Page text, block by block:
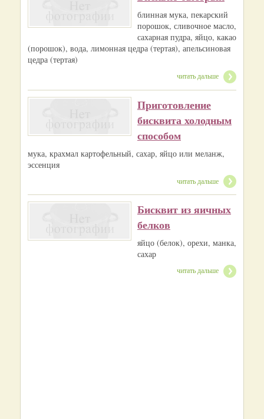
блинная мука, пекарский
порошок, сливочное масло,
сахарная пудра, яйцо, какао
(порошок), вода, лимонная цедра (тертая), апельсиновая
цедра (тертая)
читать дальше
Приготовление
бисквита холодным
способом
мука, крахмал картофельный, сахар, яйцо или меланж,
эссенция
читать дальше
Бисквит из яичных
белков
яйцо (белок), орехи, манка,
сахар
читать дальше